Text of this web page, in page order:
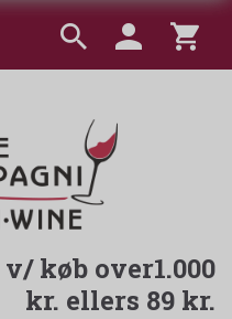
v/ køb over1.000
kr. ellers 89 kr.